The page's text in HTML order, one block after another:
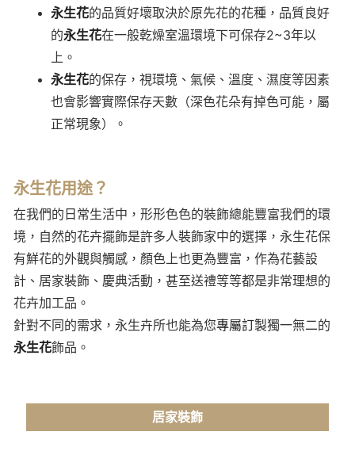
永生花的品質好壞取決於原先花的花種，品質良好
的永生花在一般乾燥室溫環境下可保存2~3年以
上。
永生花的保存，視環境、氣候、溫度、濕度等因素
也會影響實際保存天數（深色花朵有掉色可能，屬
正常現象）。
永生花用途？
在我們的日常生活中，形形色色的裝飾總能豐富我們的環
境，自然的花卉擺飾是許多人裝飾家中的選擇，永生花保
有鮮花的外觀與觸感，顏色上也更為豐富，作為花藝設
計、居家裝飾、慶典活動，甚至送禮等等都是非常理想的
花卉加工品。
針對不同的需求，永生卉所也能為您專屬訂製獨一無二的
永生花飾品。
居家裝飾